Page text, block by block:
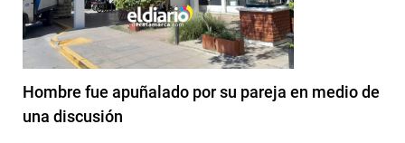
Hombre fue apuñalado por su pareja en medio de
una discusión